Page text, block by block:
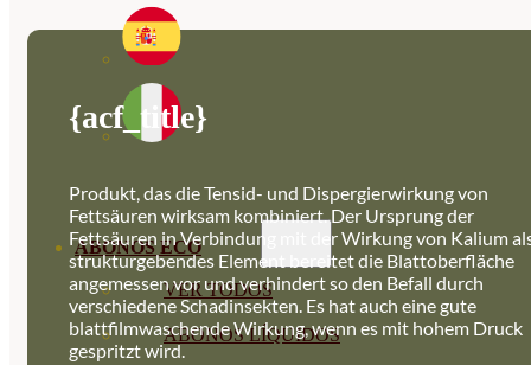
ABONOS ECO
VER TODOS
ABONOS LÍQUIDOS
{acf_title}
Produkt, das die Tensid- und Dispergierwirkung von
Fettsäuren wirksam kombiniert. Der Ursprung der
Fettsäuren in Verbindung mit der Wirkung von Kalium
strukturgebendes Element bereitet die Blattoberfläche
angemessen vor und verhindert so den Befall durch
verschiedene Schadinsekten. Es hat auch eine gute
blattfilmwaschende Wirkung, wenn es mit hohem Druck
gespritzt wird.